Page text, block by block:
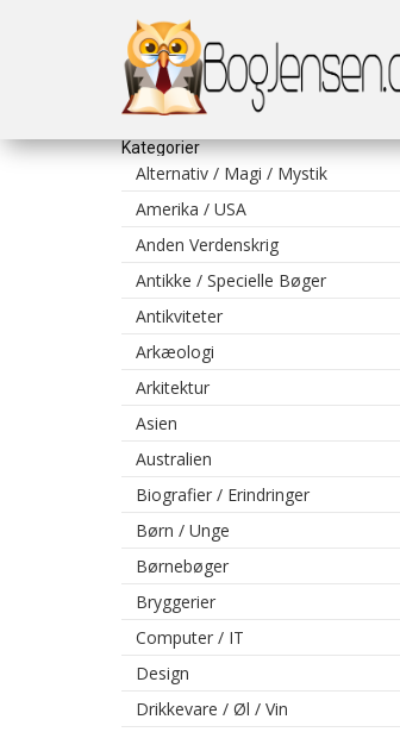
Kategorier
Alternativ / Magi / Mystik
Amerika / USA
Anden Verdenskrig
Antikke / Specielle Bøger
Antikviteter
Arkæologi
Arkitektur
Asien
Australien
Biografier / Erindringer
Børn / Unge
Børnebøger
Bryggerier
Computer / IT
Design
Drikkevare / Øl / Vin